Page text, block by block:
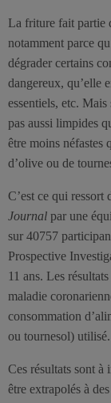
La friture fait partie
notamment parce
dégrader certains
dangereux, qu’elle
essentiels, etc.
pas aussi limpides
être moins néfastes
d’olive ou de
C’est ce qui ressort
Journal par une
sur 40757
Prospective
11 ans. Les
maladie
consommation
ou tournesol) utilisé.
Ces résultats sont à
être extrapolés à